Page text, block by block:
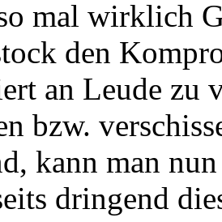
mal wirklich
den
an Leude zu
bzw.
kann man
dringend